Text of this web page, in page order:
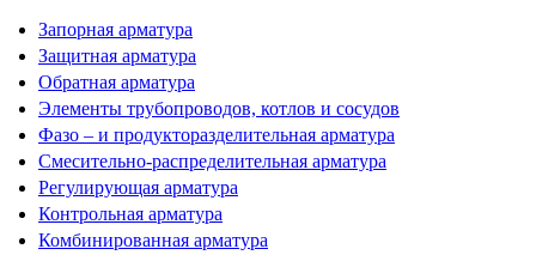
Запорная арматура
Защитная арматура
Обратная арматура
Элементы трубопроводов, котлов и сосудов
Фазо – и продукторазделительная арматура
Смесительно-распределительная арматура
Регулирующая арматура
Контрольная арматура
Комбинированная арматура